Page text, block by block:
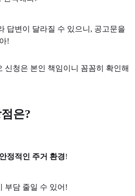
답변이 달라질 수 있으니, 공고문을
!
신청은 본인 책임이니 꼼꼼히 확인해
은?
안정적인 주거 환경!
부담 줄일 수 있어!